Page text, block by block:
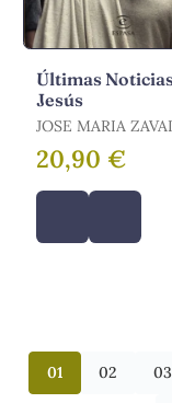
Últimas
Jesús
JOSE MARIA
20,90 €
01 02 03